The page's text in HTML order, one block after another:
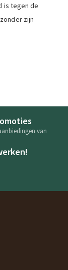
is tegen de
zijn
van